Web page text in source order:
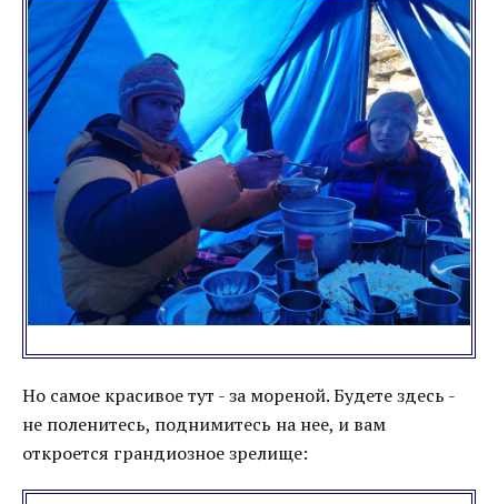
Но самое красивое тут - за мореной. Будете здесь -
не поленитесь, поднимитесь на нее, и вам
откроется грандиозное зрелище: